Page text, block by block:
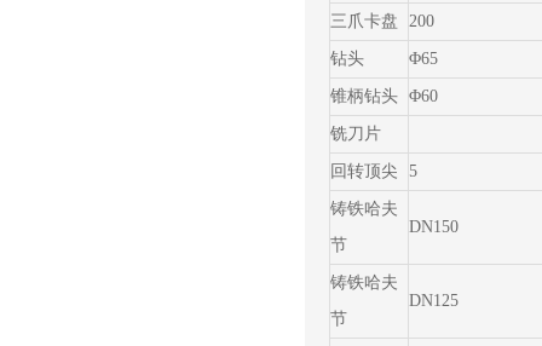
三爪卡盘 200
钻头 Φ65
锥柄钻头 Φ60
铣刀片
回转顶尖 5
铸铁哈夫
节
DN150
铸铁哈夫
节
DN125